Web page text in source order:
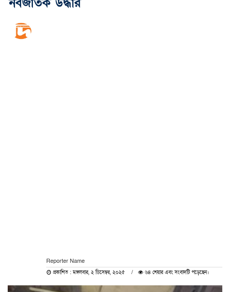
Reporter Name
প্রকাশিত : মঙ্গলবার, ২ ডিসেম্বর, ২০২৫ ৬৪ শেয়ার এবং সংবাদটি পড়েছেন।